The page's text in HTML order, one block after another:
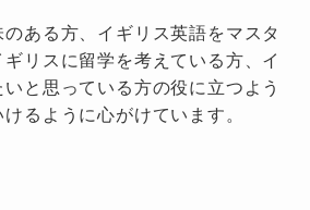
ある方、イギリス英語をマスタ
リスに留学を考えている方、イ
と思っている方の役に立つよう
るように心がけています。